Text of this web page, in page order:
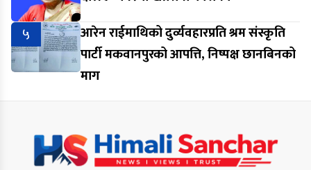
५
आरेन राईमाथिको दुर्व्यवहारप्रति श्रम संस्कृति
पार्टी मकवानपुरको आपत्ति, निष्पक्ष छानबिनको
माग